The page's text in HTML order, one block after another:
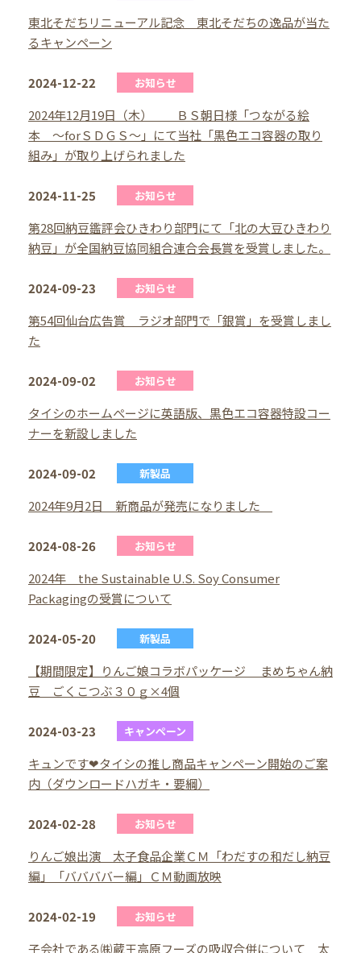
東北そだちリニューアル記念 東北そだちの逸品が当た
るキャンペーン
2024-12-22 お知らせ
2024年12月19日（木） ＢＳ朝日様「つながる絵
本 ～forＳＤＧＳ～」にて当社「黒色エコ容器の取り
組み」が取り上げられました
2024-11-25 お知らせ
第28回納豆鑑評会ひきわり部門にて「北の大豆ひきわり
納豆」が全国納豆協同組合連合会長賞を受賞しました。
2024-09-23 お知らせ
第54回仙台広告賞 ラジオ部門で「銀賞」を受賞しまし
た
2024-09-02 お知らせ
タイシのホームぺージに英語版、黒色エコ容器特設コー
ナーを新設しました
2024-09-02 新製品
2024年9月2日 新商品が発売になりました
2024-08-26 お知らせ
2024年 the Sustainable U.S. Soy Consumer
Packagingの受賞について
2024-05-20 新製品
【期間限定】りんご娘コラボパッケージ まめちゃん納
豆 ごくこつぶ３０ｇ×4個
2024-03-23 キャンペーン
キュンです❤タイシの推し商品キャンペーン開始のご案
内（ダウンロードハガキ・要綱）
2024-02-28 お知らせ
りんご娘出演 太子食品企業ＣＭ「わだすの和だし納豆
編」「ババババー編」ＣＭ動画放映
2024-02-19 お知らせ
子会社である㈱蔵王高原フーズの吸収合併について 太